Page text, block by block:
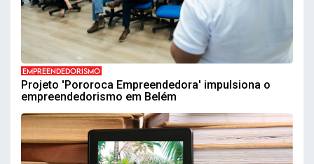
EMPREENDEDORISMO
Projeto 'Pororoca Empreendedora' impulsiona o
empreendedorismo em Belém